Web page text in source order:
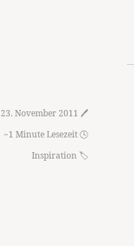
23. November 2011 🖊️
~1 Minute Lesezeit 🕓
Inspiration